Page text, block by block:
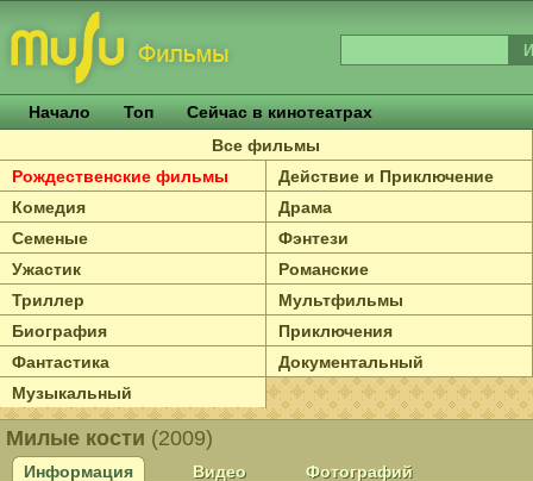
Начало Топ
Сейчас в кинотеатрах
Все фильмы
Рождественские фильмы
Действие и Приключение
Комедия
Драма
Семеные
Фэнтези
Ужастик
Романские
Триллер
Мультфильмы
Биография
Приключения
Фантастика
Документальный
Музыкальный
Милые кости (2009)
Информация Видео
Фотографий